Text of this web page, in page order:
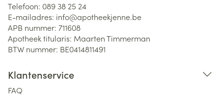
Telefoon: 089 38 25 24
E-mailadres: info@apotheekjenne.be
APB nummer: 711608
Apotheek titularis: Maarten Timmerman
BTW nummer: BE0414811491
Klantenservice
FAQ